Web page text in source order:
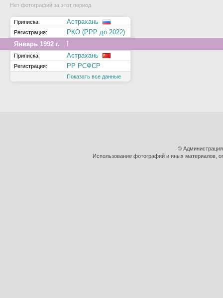
Нет фотографий за этот период
Приписка: Астрахань
Регистрация:
РКО (РРР до 2022)
Январь 1992 г.
↑
Приписка: Астрахань
Регистрация: РР РСФСР
Показать все данные
©
Использование фотографий и иных материалов,